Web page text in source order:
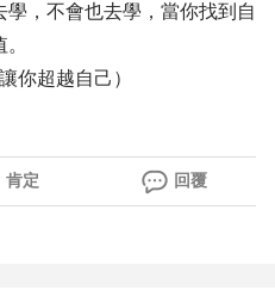
，不會也去學，當你找到自
你超越自己）
肯定 回覆